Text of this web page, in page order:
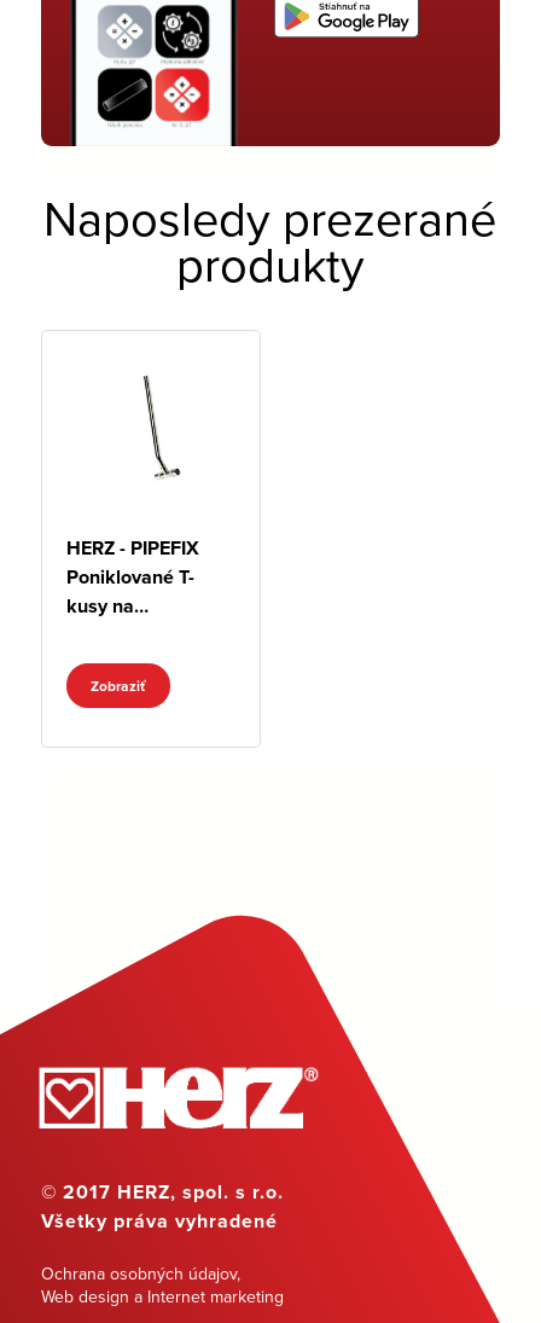
Naposledy prezerané
produkty
HERZ - PIPEFIX
Poniklované T-
kusy na
vykurovacích
teliesZobraziť
© 2017 HERZ, spol. s r.o.
Všetky práva vyhradené
Ochrana osobných údajov,
Web design a Internet marketing